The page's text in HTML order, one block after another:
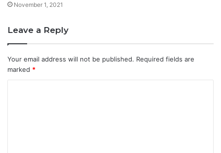
November 1, 2021
Leave a Reply
Your email address will not be published. Required fields are
marked *